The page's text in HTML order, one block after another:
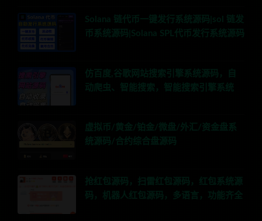
Solana 链代币一键发行系统源码|sol 链发
币系统源码|Solana SPL代币发行系统源码
仿百度,谷歌网站搜索引擎系统源码，自
动爬虫、智能搜索，智能搜索引擎系统
虚拟币/黄金/铂金/微盘/外汇/资金盘系
统源码/合约综合盘源码
抢红包源码，扫雷红包源码，红包系统源
码，机器人红包源码，多语言，功能齐全